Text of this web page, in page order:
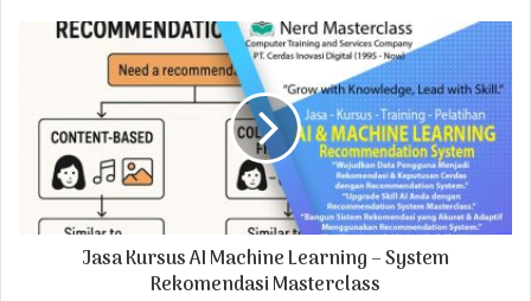
Jasa Kursus AI Machine Learning – System
Rekomendasi Masterclass